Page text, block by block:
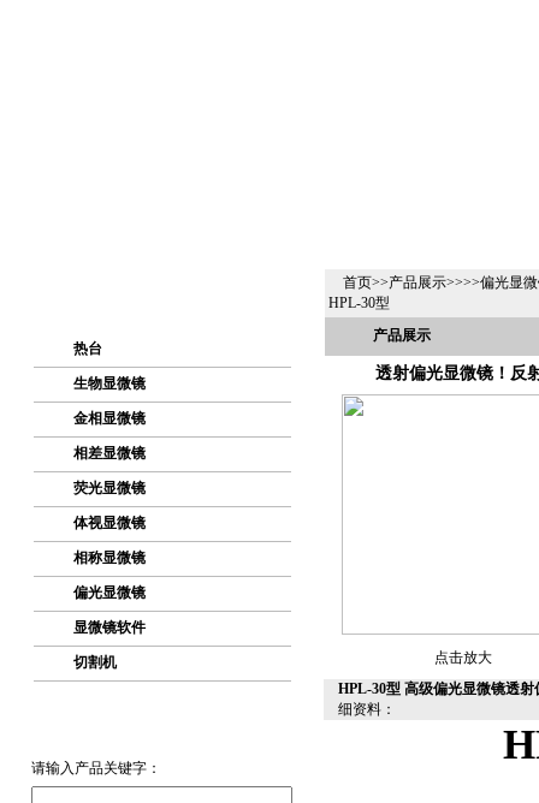
热台
生物显微镜
金相显微镜
相差显微镜
荧光显微镜
体视显微镜
相称显微镜
偏光显微镜
显微镜软件
切割机
请输入产品关键字：
首页>>产品展示>>>>偏光显
HPL-30型
产品展示
透射偏光显微镜！反
点击放大
HPL-30型 高级偏光显微镜透
细资料：